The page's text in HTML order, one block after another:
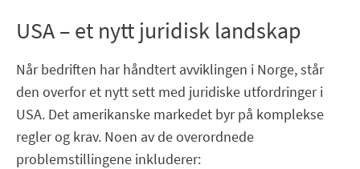
USA – et nytt juridisk landskap
Når bedriften har håndtert avviklingen i Norge, står
den overfor et nytt sett med juridiske utfordringer i
USA. Det amerikanske markedet byr på komplekse
regler og krav. Noen av de overordnede
problemstillingene inkluderer: